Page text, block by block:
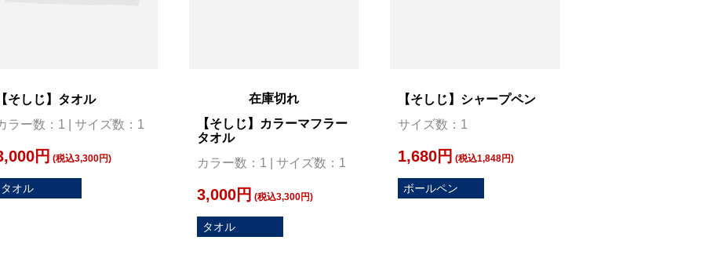
そしじ】タオル
ラー数：1 | サイズ数：1
タオル
円 (税込3,300円)
在庫切れ
【そしじ】カラーマフラー
タオル
カラー数：1 | サイズ数：1
タオル
3,000円 (税込3,300円)
【そしじ】シャープペン
サイズ数：1
ボールペン
1,680円 (税込1,848円)